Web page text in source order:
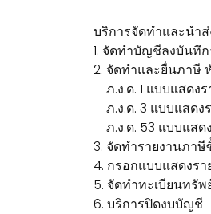
บริการจัดทำและนำส่
1. จัดทำบัญชีลงบันทึ
2. จัดทำและยื่นภาษี
ภ.ง.ด. 1 แบบแสดง
ภ.ง.ด. 3 แบบแสด
ภ.ง.ด. 53 แบบแส
3. จัดทำรายงานภา
4. กรอกแบบแสดงร
5. จัดทำทะเบียนทรั
6. บริการปิดงบบัญชี